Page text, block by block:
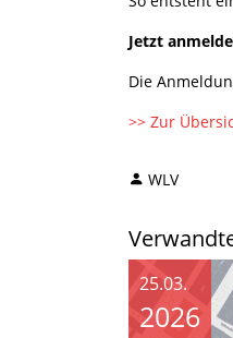
Jetzt
Die
>> Zur
WLV
25.03.
2026